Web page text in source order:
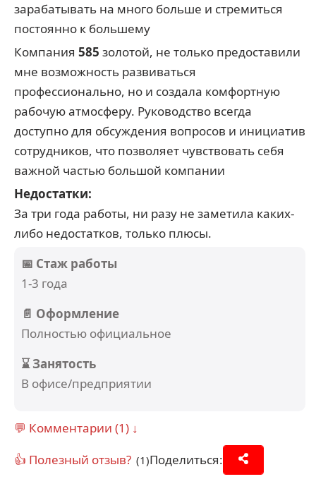
зарабатывать на много больше и стремиться
постоянно к большему
Компания 585 золотой, не только предоставили
мне возможность развиваться
профессионально, но и создала комфортную
рабочую атмосферу. Руководство всегда
доступно для обсуждения вопросов и инициатив
сотрудников, что позволяет чувствовать себя
важной частью большой компании
Недостатки:
За три года работы, ни разу не заметила каких-
либо недостатков, только плюсы.
📅 Стаж работы
1-3 года
📄 Оформление
Полностью официальное
⌛ Занятость
В офисе/предприятии
💬 Комментарии (1) ↓
👍 Полезный отзыв? (1)Поделиться: